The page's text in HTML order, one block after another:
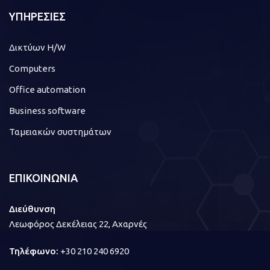
ΥΠΗΡΕΣΙΕΣ
Δικτύων H/W
Computers
Office automation
Business software
Ταμειακών συστημάτων
ΕΠΙΚΟΙΝΩΝΙΑ
Διεύθυνση
Λεωφόρος Δεκέλειας 22, Αχαρνές
Τηλέφωνο: +30 210 240 6920